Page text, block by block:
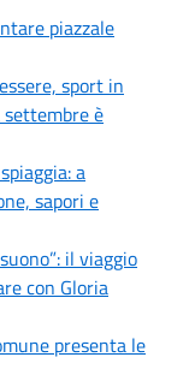
piazzale
sport in
è
a
sapori e
il viaggio
con Gloria
presenta le